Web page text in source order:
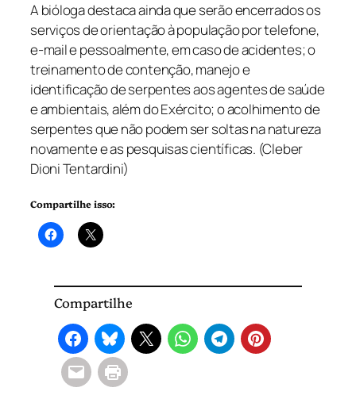
A bióloga destaca ainda que serão encerrados os
serviços de orientação à população por telefone,
e-mail e pessoalmente, em caso de acidentes; o
treinamento de contenção, manejo e
identificação de serpentes aos agentes de saúde
e ambientais, além do Exército; o acolhimento de
serpentes que não podem ser soltas na natureza
novamente e as pesquisas científicas. (Cleber
Dioni Tentardini)
Compartilhe isso:
Compartilhe